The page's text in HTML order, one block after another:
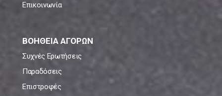
Επικοινωνία
ΒΟΗΘΕΙΑ ΑΓΟΡΩΝ
Συχνές Ερωτήσεις
Παραδόσεις
Επιστροφές